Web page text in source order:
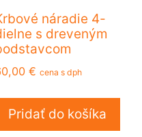
náradie 4-
s dreveným
€ cena s dph
Pridať do košíka